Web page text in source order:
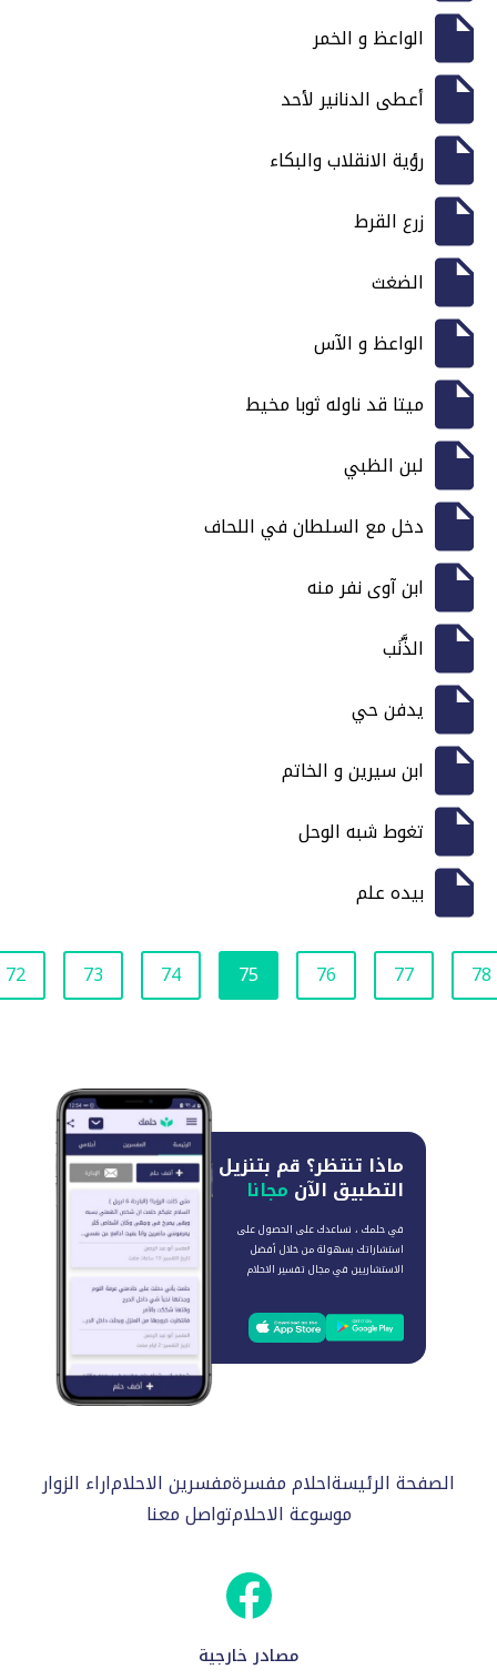
الواعظ و الخمر
أعطى الدنانير لأحد
رؤية الانقلاب والبكاء
زرع القرط
الضغث
الواعظ و الآس
ميتا قد ناوله ثوبا مخيط
لبن الظبي
دخل مع السلطان في اللحاف
ابن آوى نفر منه
الذَّنَب
يدفن حي
ابن سيرين و الخاتم
تغوط شبه الوحل
بيده علم
72 73 74 75 76 77 78
ماذا تنتظر؟ قم بتنزيل
التطبيق الآن مجانا
في حلمك ، نساعدك على الحصول على
استشاراتك بسهولة من خلال أفضل
الاستشاريين في مجال تفسير الاحلام
الصفحة الرئيسةاحلام مفسرةمفسرين الاحلاماراء الزوار
موسوعة الاحلامتواصل معنا
مصادر خارجية